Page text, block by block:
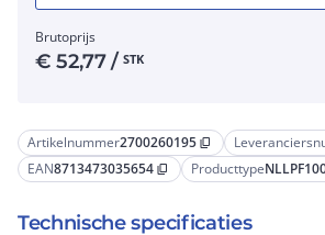
Artikelnummer2700260195 content_copy
EAN8713473035654 content_copy Producttype
Technische specificaties
Brutoprijs
€52,77/ STK